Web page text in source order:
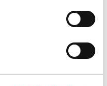
um evento
– para tratar
13.429/17. O